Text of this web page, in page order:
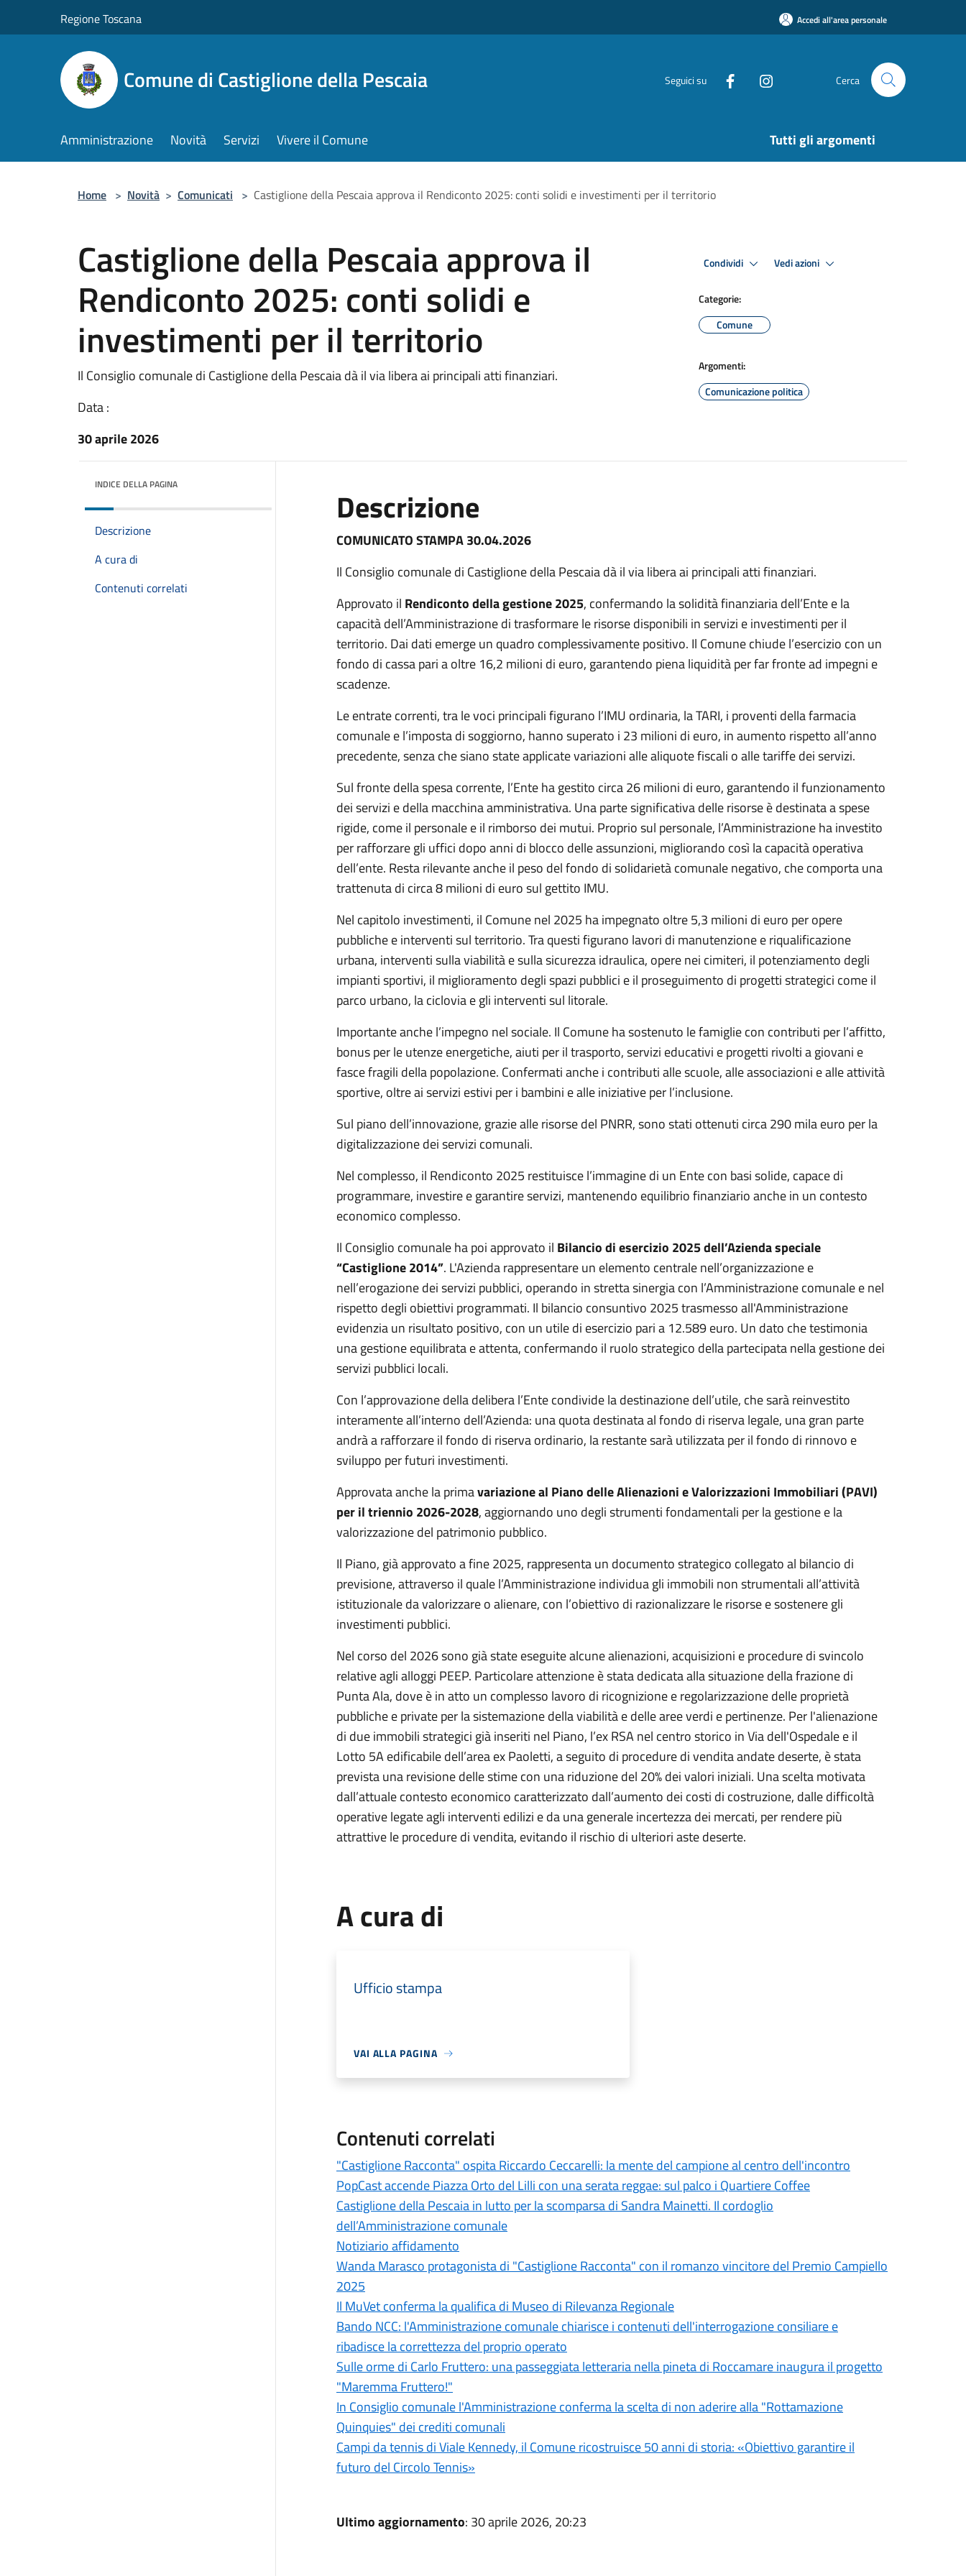
Regione Toscana Accedi all'area personale
Comune di Castiglione della Pescaia Seguici su Cerca
Amministrazione Novità Servizi Vivere il Comune Tutti gli argomenti
Home > Novità > Comunicati > Castiglione della Pescaia approva il Rendiconto 2025: conti solidi e investimenti per il territorio
Castiglione della Pescaia approva il
Rendiconto 2025: conti solidi e
investimenti per il territorio
Il Consiglio comunale di Castiglione della Pescaia dà il via libera ai principali atti finanziari.
Data :
30 aprile 2026
Condividi Vedi azioni
Categorie:
Comune
Argomenti:
Comunicazione politica
INDICE DELLA PAGINA
Descrizione
A cura di
Contenuti correlati
Descrizione
COMUNICATO STAMPA 30.04.2026
Il Consiglio comunale di Castiglione della Pescaia dà il via libera ai principali atti finanziari.
Approvato il Rendiconto della gestione 2025, confermando la solidità finanziaria dell’Ente e la
capacità dell’Amministrazione di trasformare le risorse disponibili in servizi e investimenti per il
territorio. Dai dati emerge un quadro complessivamente positivo. Il Comune chiude l’esercizio con un
fondo di cassa pari a oltre 16,2 milioni di euro, garantendo piena liquidità per far fronte ad impegni e
scadenze.
Le entrate correnti, tra le voci principali figurano l’IMU ordinaria, la TARI, i proventi della farmacia
comunale e l’imposta di soggiorno, hanno superato i 23 milioni di euro, in aumento rispetto all’anno
precedente, senza che siano state applicate variazioni alle aliquote fiscali o alle tariffe dei servizi.
Sul fronte della spesa corrente, l’Ente ha gestito circa 26 milioni di euro, garantendo il funzionamento
dei servizi e della macchina amministrativa. Una parte significativa delle risorse è destinata a spese
rigide, come il personale e il rimborso dei mutui. Proprio sul personale, l’Amministrazione ha investito
per rafforzare gli uffici dopo anni di blocco delle assunzioni, migliorando così la capacità operativa
dell’ente. Resta rilevante anche il peso del fondo di solidarietà comunale negativo, che comporta una
trattenuta di circa 8 milioni di euro sul gettito IMU.
Nel capitolo investimenti, il Comune nel 2025 ha impegnato oltre 5,3 milioni di euro per opere
pubbliche e interventi sul territorio. Tra questi figurano lavori di manutenzione e riqualificazione
urbana, interventi sulla viabilità e sulla sicurezza idraulica, opere nei cimiteri, il potenziamento degli
impianti sportivi, il miglioramento degli spazi pubblici e il proseguimento di progetti strategici come il
parco urbano, la ciclovia e gli interventi sul litorale.
Importante anche l’impegno nel sociale. Il Comune ha sostenuto le famiglie con contributi per l’affitto,
bonus per le utenze energetiche, aiuti per il trasporto, servizi educativi e progetti rivolti a giovani e
fasce fragili della popolazione. Confermati anche i contributi alle scuole, alle associazioni e alle attività
sportive, oltre ai servizi estivi per i bambini e alle iniziative per l’inclusione.
Sul piano dell’innovazione, grazie alle risorse del PNRR, sono stati ottenuti circa 290 mila euro per la
digitalizzazione dei servizi comunali.
Nel complesso, il Rendiconto 2025 restituisce l’immagine di un Ente con basi solide, capace di
programmare, investire e garantire servizi, mantenendo equilibrio finanziario anche in un contesto
economico complesso.
Il Consiglio comunale ha poi approvato il Bilancio di esercizio 2025 dell’Azienda speciale
“Castiglione 2014”. L'Azienda rappresentare un elemento centrale nell’organizzazione e
nell’erogazione dei servizi pubblici, operando in stretta sinergia con l’Amministrazione comunale e nel
rispetto degli obiettivi programmati. Il bilancio consuntivo 2025 trasmesso all'Amministrazione
evidenzia un risultato positivo, con un utile di esercizio pari a 12.589 euro. Un dato che testimonia
una gestione equilibrata e attenta, confermando il ruolo strategico della partecipata nella gestione dei
servizi pubblici locali.
Con l’approvazione della delibera l’Ente condivide la destinazione dell’utile, che sarà reinvestito
interamente all’interno dell’Azienda: una quota destinata al fondo di riserva legale, una gran parte
andrà a rafforzare il fondo di riserva ordinario, la restante sarà utilizzata per il fondo di rinnovo e
sviluppo per futuri investimenti.
Approvata anche la primavariazione al Piano delle Alienazioni e Valorizzazioni Immobiliari (PAVI)
per il triennio 2026-2028, aggiornando uno degli strumenti fondamentali per la gestione e la
valorizzazione del patrimonio pubblico.
Il Piano, già approvato a fine 2025, rappresenta un documento strategico collegato al bilancio di
previsione, attraverso il quale l’Amministrazione individua gli immobili non strumentali all’attività
istituzionale da valorizzare o alienare, con l’obiettivo di razionalizzare le risorse e sostenere gli
investimenti pubblici.
Nel corso del 2026 sono già state eseguite alcune alienazioni, acquisizioni e procedure di svincolo
relative agli alloggi PEEP. Particolare attenzione è stata dedicata alla situazione della frazione di
Punta Ala, dove è in atto un complesso lavoro di ricognizione e regolarizzazione delle proprietà
pubbliche e private per la sistemazione della viabilità e delle aree verdi e pertinenze. Per l'alienazione
di due immobili strategici già inseriti nel Piano, l’ex RSA nel centro storico in Via dell'Ospedale e il
Lotto 5A edificabile dell’area ex Paoletti, a seguito di procedure di vendita andate deserte, è stata
prevista una revisione delle stime con una riduzione del 20% dei valori iniziali. Una scelta motivata
dall’attuale contesto economico caratterizzato dall’aumento dei costi di costruzione, dalle difficoltà
operative legate agli interventi edilizi e da una generale incertezza dei mercati, per rendere più
attrattive le procedure di vendita, evitando il rischio di ulteriori aste deserte.
A cura di
Ufficio stampa
VAI ALLA PAGINA
Contenuti correlati
"Castiglione Racconta" ospita Riccardo Ceccarelli: la mente del campione al centro dell'incontro
PopCast accende Piazza Orto del Lilli con una serata reggae: sul palco i Quartiere Coffee
Castiglione della Pescaia in lutto per la scomparsa di Sandra Mainetti. Il cordoglio
dell’Amministrazione comunale
Notiziario affidamento
Wanda Marasco protagonista di "Castiglione Racconta" con il romanzo vincitore del Premio Campiello
2025
Il MuVet conferma la qualifica di Museo di Rilevanza Regionale
Bando NCC: l'Amministrazione comunale chiarisce i contenuti dell'interrogazione consiliare e
ribadisce la correttezza del proprio operato
Sulle orme di Carlo Fruttero: una passeggiata letteraria nella pineta di Roccamare inaugura il progetto
"Maremma Fruttero!"
In Consiglio comunale l'Amministrazione conferma la scelta di non aderire alla "Rottamazione
Quinquies" dei crediti comunali
Campi da tennis di Viale Kennedy, il Comune ricostruisce 50 anni di storia: «Obiettivo garantire il
futuro del Circolo Tennis»
Ultimo aggiornamento: 30 aprile 2026, 20:23